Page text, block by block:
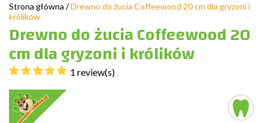
Strona główna /Drewno do żucia Coffeewood 20 cm dla gryzoni i
królików
Drewno do żucia Coffeewood 20
cm dla gryzoni i królików
1 review(s)